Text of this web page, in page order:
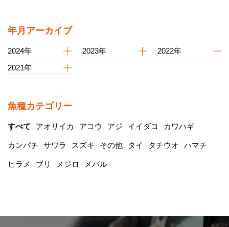
年月アーカイブ
2024年 2023年
2022年
2021年
魚種カテゴリー
すべて アオリイカ アコウ アジ イイダコ カワハギ
カンパチ サワラ スズキ その他 タイ タチウオ ハマチ
ヒラメ ブリ メジロ メバル